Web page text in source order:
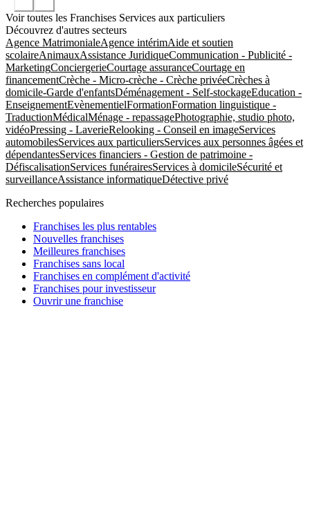
Voir toutes les Franchises Services aux particuliers
Découvrez d'autres secteurs
Agence MatrimonialeAgence intérimAide et soutien
scolaireAnimauxAssistance JuridiqueCommunication - Publicité -
MarketingConciergerieCourtage assuranceCourtage en
financementCrèche - Micro-crèche - Crèche privéeCrèches à
domicile-Garde d'enfantsDéménagement - Self-stockageEducation -
EnseignementEvènementielFormationFormation linguistique -
TraductionMédicalMénage - repassagePhotographie, studio photo,
vidéoPressing - LaverieRelooking - Conseil en imageServices
automobilesServices aux particuliersServices aux personnes âgées et
dépendantesServices financiers - Gestion de patrimoine -
DéfiscalisationServices funérairesServices à domicileSécurité et
surveillanceAssistance informatiqueDétective privé
Recherches populaires
Franchises les plus rentables
Nouvelles franchises
Meilleures franchises
Franchises sans local
Franchises en complément d'activité
Franchises pour investisseur
Ouvrir une franchise